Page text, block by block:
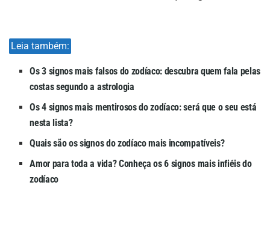
Leia também:
Os 3 signos mais falsos do zodíaco: descubra quem fala pelas
costas segundo a astrologia
Os 4 signos mais mentirosos do zodíaco: será que o seu está
nesta lista?
Quais são os signos do zodíaco mais incompatíveis?
Amor para toda a vida? Conheça os 6 signos mais infiéis do
zodíaco